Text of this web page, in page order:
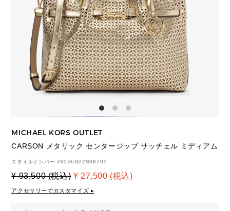
MICHAEL KORS OUTLET
CARSON メタリック センタージップ サッチェル ミディアム
スタイルナンバー #35S6G2ZS3K705
¥ 93,500 (税込) ¥ 27,500 (税込)
アクセサリーでカスタマイズ ▸